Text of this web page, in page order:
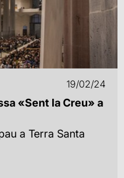
19/02/24
«Sent la Creu» a
a Terra Santa